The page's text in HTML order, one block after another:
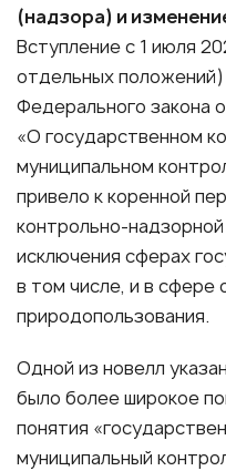
(надзора) и
Вступление с 1 июля
отдельных положений)
Федерального закона
«О государственном
муниципальном
привело к коренной
контрольно-
исключения сферах
в том числе, и в
природопользования.
Одной из новелл
было более широкое
понятия
муниципальный